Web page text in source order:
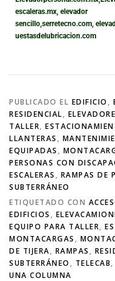
escaleras.mx elevador
sencillo, serretecno.com,
uestasdelubricacion.com
PUBLICADO EL EDIFICIO ,
RESIDENCIAL,
TALLER,
LLANTERAS ,
EQUIPADAS ,
PERSONAS CON
ESCALERAS , RAMPAS DE
SUBTERRÁNEO
ETIQUETADO CON
EDIFICIOS ,
EQUIPO PARA TALLER,
MONTACARGAS ,
DE TIJERA, RAMPAS ,
SUBTERRÁNEO , TELECAB,
UNA COLUMNA